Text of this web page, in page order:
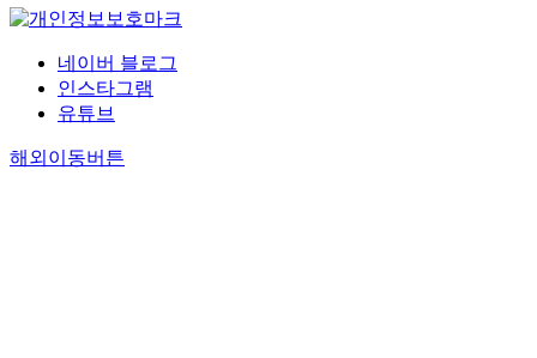
네이버 블로그
인스타그램
유튜브
해외이동버튼